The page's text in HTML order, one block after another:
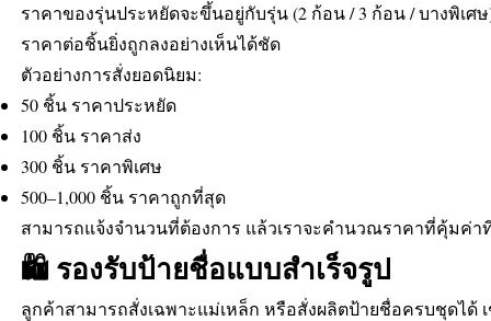
ราคาของรุ่นประหยัดจะขึ้นอยู่กับรุ่น (2 ก้อน / 3 ก้อน / บางพิเศ
ราคาต่อชิ้นยิ่งถูกลงอย่างเห็นได้ชัด
ตัวอย่างการสั่งยอดนิยม:
50 ชิ้น ราคาประหยัด
100 ชิ้น ราคาส่ง
300 ชิ้น ราคาพิเศษ
500–1,000 ชิ้น ราคาถูกที่สุด
สามารถแจ้งจำนวนที่ต้องการ แล้วเราจะคำนวณราคาที่คุ้มค่
🛍️ รองรับป้ายชื่อแบบสำเร็จรูป
ลูกค้าสามารถสั่งเฉพาะแม่เหล็ก หรือสั่งผลิตป้ายชื่อครบชุดได้